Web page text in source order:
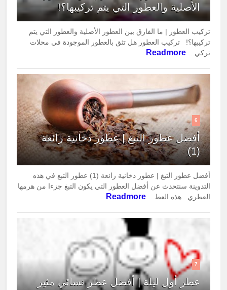
الأصلية والعطور التي يتم تركيبها؟!
تركيب العطور | ما الفارق بين العطور الأصلية والعطور التي يتم
تركيبها؟! تركيب العطور هل تثق بالعطور الموجودة في محلات
تركي...
Readmore
6
أفضل عطور التبغ | عطور دخانية رائعة
(1)
أفضل عطور التبغ | عطور دخانية رائعة (1) عطور التبغ في هذه
التدوينة سنتحدث عن أفضل العطور التي يكون التبغ جزءا من هرمها
العطري.. هذه العط...
Readmore
7
عطر أول ليلة | أفضل عطر نسائي مثير